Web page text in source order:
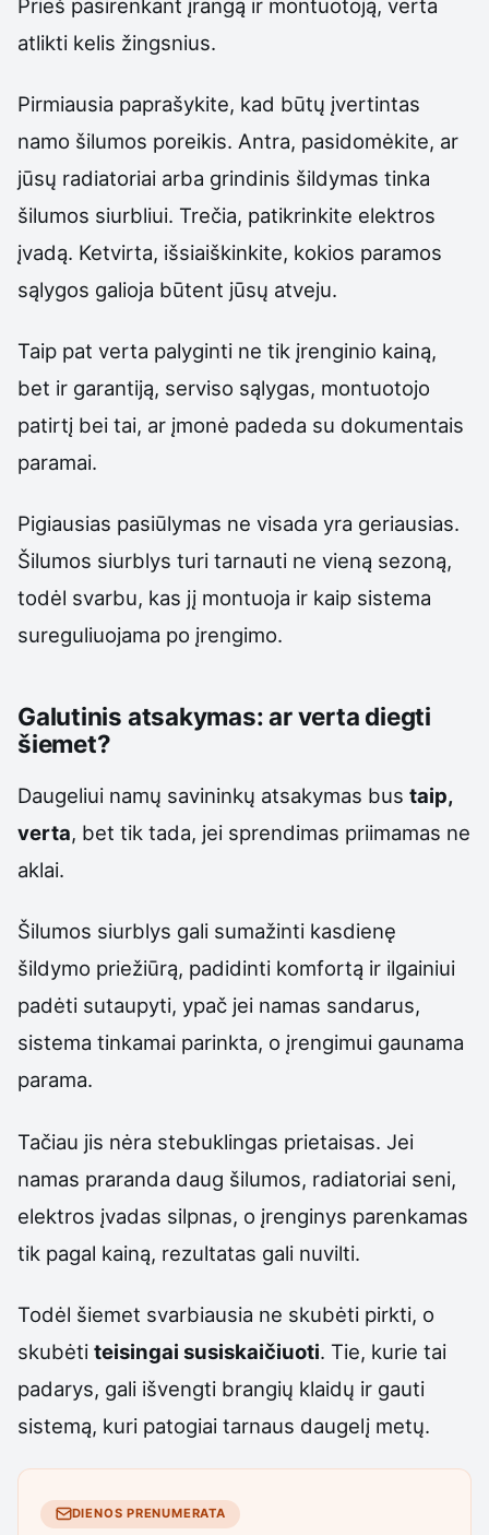
Prieš pasirenkant įrangą ir montuotoją, verta
atlikti kelis žingsnius.
Pirmiausia paprašykite, kad būtų įvertintas
namo šilumos poreikis. Antra, pasidomėkite, ar
jūsų radiatoriai arba grindinis šildymas tinka
šilumos siurbliui. Trečia, patikrinkite elektros
įvadą. Ketvirta, išsiaiškinkite, kokios paramos
sąlygos galioja būtent jūsų atveju.
Taip pat verta palyginti ne tik įrenginio kainą,
bet ir garantiją, serviso sąlygas, montuotojo
patirtį bei tai, ar įmonė padeda su dokumentais
paramai.
Pigiausias pasiūlymas ne visada yra geriausias.
Šilumos siurblys turi tarnauti ne vieną sezoną,
todėl svarbu, kas jį montuoja ir kaip sistema
sureguliuojama po įrengimo.
Galutinis atsakymas: ar verta diegti
šiemet?
Daugeliui namų savininkų atsakymas bus taip,
verta, bet tik tada, jei sprendimas priimamas ne
aklai.
Šilumos siurblys gali sumažinti kasdienę
šildymo priežiūrą, padidinti komfortą ir ilgainiui
padėti sutaupyti, ypač jei namas sandarus,
sistema tinkamai parinkta, o įrengimui gaunama
parama.
Tačiau jis nėra stebuklingas prietaisas. Jei
namas praranda daug šilumos, radiatoriai seni,
elektros įvadas silpnas, o įrenginys parenkamas
tik pagal kainą, rezultatas gali nuvilti.
Todėl šiemet svarbiausia ne skubėti pirkti, o
skubėti teisingai susiskaičiuoti. Tie, kurie tai
padarys, gali išvengti brangių klaidų ir gauti
sistemą, kuri patogiai tarnaus daugelį metų.
DIENOS PRENUMERATA